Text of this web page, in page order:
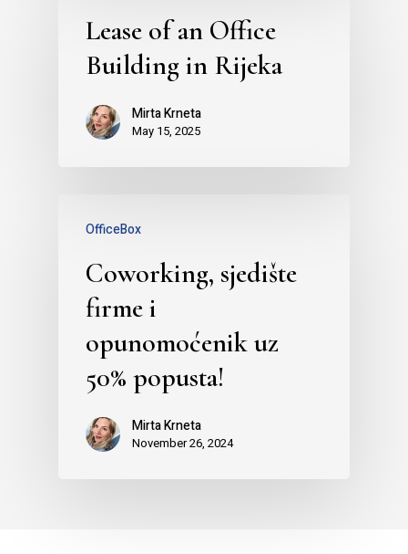
Lease of an Office
Building in Rijeka
Mirta Krneta
May 15, 2025
OfficeBox
Coworking, sjedište
firme i
opunomoćenik uz
50% popusta!
Mirta Krneta
November 26, 2024